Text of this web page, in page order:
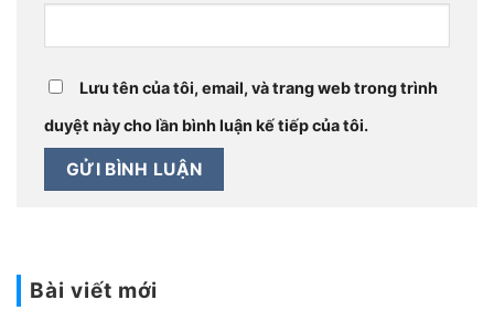
Bài viết mới
Lưu tên của tôi, email, và trang web trong trình
duyệt này cho lần bình luận kế tiếp của tôi.